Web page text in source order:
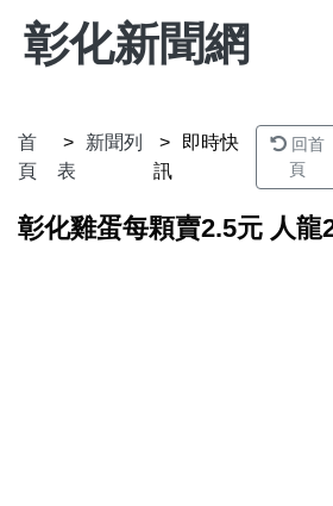
彰化新聞網
首
頁
新聞列
表
即時快
訊
回首
頁
彰化雞蛋每顆賣2.5元 人龍